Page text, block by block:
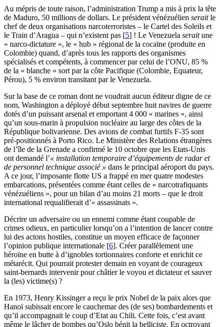
Au mépris de toute raison, l’administration Trump a mis à prix la tête
de Maduro, 50 millions de dollars. Le président vénézuélien seraitle
chef de deux organisations narcoterroristes – le Cartel des Soleils et
le Train d’Aragua – qui n’existent pas [5] ! Le Venezuela seraitune
« narco-dictature », le « hub » régional de la cocaïne (produite en
Colombie) quand, d’après tous les rapports des organismes
spécialisés et compétents, à commencer par celui de l’ONU, 85 %
de la « blanche » sort par la côte Pacifique (Colombie, Equateur,
Pérou), 5 % environ transitant par le Venezuela.
Sur la base de ce roman dont ne voudrait aucun éditeur digne de ce
nom, Washington a déployé début septembre huit navires de guerre
dotés d’un puissant arsenal et emportant 4 000 « marines », ainsi
qu’un sous-marin à propulsion nucléaire au large des côtes de la
République bolivarienne. Des avions de combat furtifs F-35 sont
pré-positionnés à Porto Rico. Le Ministère des Relations étrangères
de l’île de la Grenade a confirmé le 10 octobre que les Etats-Unis
ont demandé l’« installation temporaire d’équipements de radar et
de personnel technique associé » dans le principal aéroport du pays.
A ce jour, l’imposante flotte US a frappé en mer quatre modestes
embarcations, présentées comme étant celles de « narcotrafiquants
vénézuéliens », pour un bilan d’au moins 21 morts – que le droit
international requalifierait d’« assassinats ».
Décrire un adversaire ou un ennemi comme étant coupable de
crimes odieux, en particulier lorsqu’on a l’intention de lancer contre
lui des actons hostiles, constitue un moyen efficace de façonner
l’opinion publique internationale [6]. Créer parallèlement une
héroïne en butte à d’ignobles tortionnaires conforte et enrichit ce
métarécit. Qui pourrait protester demain en voyant de courageux
saint-bernards intervenir pour châtier le voyou et dictateur et sauver
la (les) victime(s) ?
En 1973, Henry Kissinger a reçu le prix Nobel de la paix alors que
Hanoï subissait encore le cauchemar des (de ses) bombardements et
qu’il accompagnait le coup d’Etat au Chili. Cette fois, c’est avant
même le lâcher de bombes qu’Oslo bénit la belliciste. En octroyant